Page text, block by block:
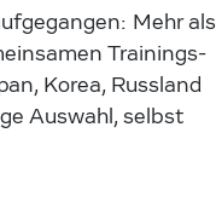
Mehr als
Trainings-
Korea, Russland
Auswahl, selbst